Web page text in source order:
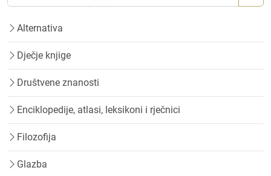
Alternativa
Dječje knjige
Društvene znanosti
Enciklopedije, atlasi, leksikoni i rječnici
Filozofija
Glazba